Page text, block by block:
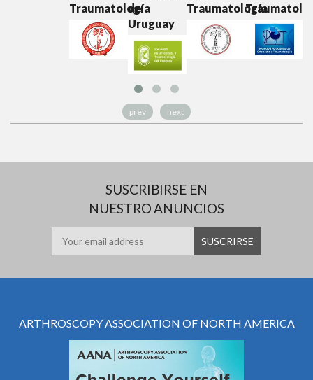
Traumatología
de
Uruguay
Traumatología
prev next
SUSCRIBIRSE EN
NUESTRO ANUNCIOS
ARTHROSCOPY ASSOCIATION OF NORTH AMERICA